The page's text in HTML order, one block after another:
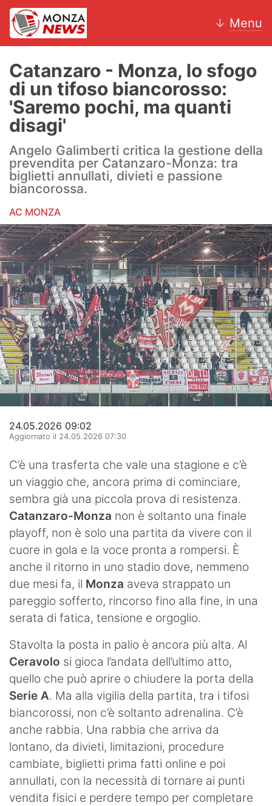
↓ Menu
News
AC Monza
Calcio
Motori
Volley
Hockey
Altri sport
Hockey
Pallanuoto
Pallamano
Altre
News
Turismo
Catanzaro - Monza, lo sfogo
di un tifoso biancorosso:
'Saremo pochi, ma quanti
disagi'
Angelo Galimberti critica la gestione della
prevendita per Catanzaro-Monza: tra
biglietti annullati, divieti e passione
biancorossa.
AC MONZA
24.05.2026 09:02
Aggiornato il 24.05.2026 07:30
C’è una trasferta che vale una stagione e c’è
un viaggio che, ancora prima di cominciare,
sembra già una piccola prova di resistenza.
Catanzaro-Monza non è soltanto una finale
playoff, non è solo una partita da vivere con il
cuore in gola e la voce pronta a rompersi. È
anche il ritorno in uno stadio dove, nemmeno
due mesi fa, il Monza aveva strappato un
pareggio sofferto, rincorso fino alla fine, in una
serata di fatica, tensione e orgoglio.
Stavolta la posta in palio è ancora più alta. Al
Ceravolo si gioca l’andata dell’ultimo atto,
quello che può aprire o chiudere la porta della
Serie A. Ma alla vigilia della partita, tra i tifosi
biancorossi, non c’è soltanto adrenalina. C’è
anche rabbia. Una rabbia che arriva da
lontano, da divieti, limitazioni, procedure
cambiate, biglietti prima fatti online e poi
annullati, con la necessità di tornare ai punti
vendita fisici e perdere tempo per completare